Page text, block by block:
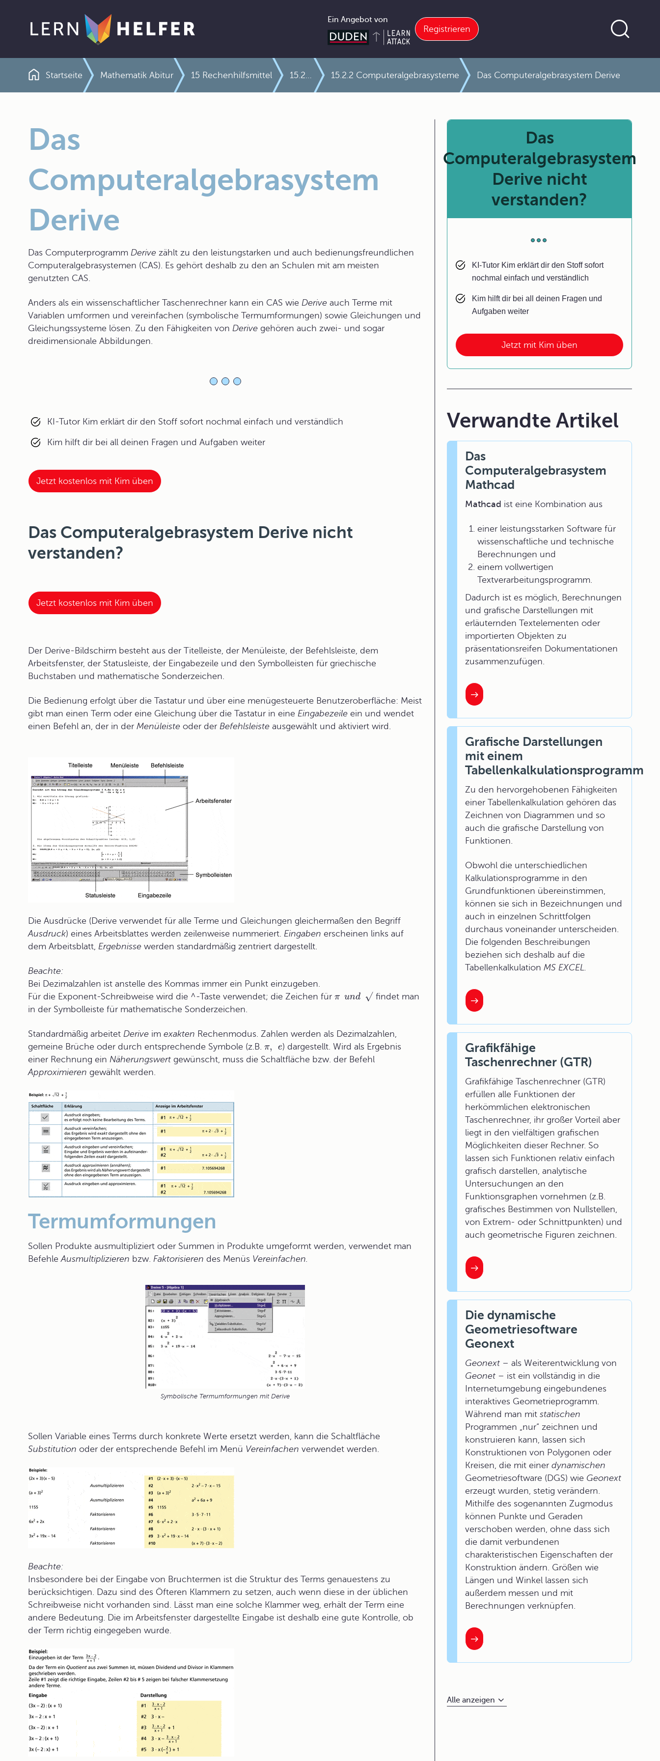
Ein Angebot von
Registrieren
Pfadnavigation
Startseite Mathematik Abitur 15 Rechenhilfsmittel 15.2.2 Computeralgebrasysteme Das Computeralgebrasystem Derive
Das
Computeralgebrasystem
Derive
Das Computerprogramm Derive zählt zu den leistungstarken und auch bedienungsfreundlichen
Computeralgebrasystemen (CAS). Es gehört deshalb zu den an Schulen mit am meisten
genutzten CAS.
Anders als ein wissenschaftlicher Taschenrechner kann ein CAS wie Derive auch Terme mit
Variablen umformen und vereinfachen (symbolische Termumformungen) sowie Gleichungen und
Gleichungssysteme lösen. Zu den Fähigkeiten von Derive gehören auch zwei- und sogar
dreidimensionale Abbildungen.
KI-Tutor Kim erklärt dir den Stoff sofort nochmal einfach und verständlich
Kim hilft dir bei all deinen Fragen und Aufgaben weiter
Jetzt kostenlos mit Kim üben
Das Computeralgebrasystem Derive nicht
verstanden?
Jetzt kostenlos mit Kim üben
Der Derive-Bildschirm besteht aus der Titelleiste, der Menüleiste, der Befehlsleiste, dem
Arbeitsfenster, der Statusleiste, der Eingabezeile und den Symbolleisten für griechische
Buchstaben und mathematische Sonderzeichen.
Die Bedienung erfolgt über die Tastatur und über eine menügesteuerte Benutzeroberfläche: Meist
gibt man einen Term oder eine Gleichung über die Tastatur in eine Eingabezeile ein und wendet
einen Befehl an, der in der Menüleiste oder der Befehlsleiste ausgewählt und aktiviert wird.
Die Ausdrücke (Derive verwendet für alle Terme und Gleichungen gleichermaßen den Begriff
Ausdruck) eines Arbeitsblattes werden zeilenweise nummeriert. Eingaben erscheinen links auf
dem Arbeitsblatt, Ergebnisse werden standardmäßig zentriert dargestellt.
Beachte:
Bei Dezimalzahlen ist anstelle des Kommas immer ein Punkt einzugeben.
Für die Exponent-Schreibweise wird die ^-Taste verwendet; die Zeichen für π und √ findet man
in der Symbolleiste für mathematische Sonderzeichen.
Standardmäßig arbeitet Derive im exakten Rechenmodus. Zahlen werden als Dezimalzahlen,
gemeine Brüche oder durch entsprechende Symbole (z.B. π, e) dargestellt. Wird als Ergebnis
einer Rechnung ein Näherungswert gewünscht, muss die Schaltfläche bzw. der Befehl
Approximieren gewählt werden.
Termumformungen
Sollen Produkte ausmultipliziert oder Summen in Produkte umgeformt werden, verwendet man
BefehleAusmultiplizieren bzw. Faktorisieren des Menüs Vereinfachen.
Symbolische Termumformungen mit Derive
Sollen Variable eines Terms durch konkrete Werte ersetzt werden, kann die Schaltfläche
Substitution oder der entsprechende Befehl im Menü Vereinfachen verwendet werden.
Beachte:
Insbesondere bei der Eingabe von Bruchtermen ist die Struktur des Terms genauestens zu
berücksichtigen. Dazu sind des Öfteren Klammern zu setzen, auch wenn diese in der üblichen
Schreibweise nicht vorhanden sind. Lässt man eine solche Klammer weg, erhält der Term eine
andere Bedeutung. Die im Arbeitsfenster dargestellte Eingabe ist deshalb eine gute Kontrolle, ob
der Term richtig eingegeben wurde.
Jetzt mit Kim üben
Das
Computeralgebrasystem
Derive nicht
verstanden?
KI-Tutor Kim erklärt dir den Stoff sofort
nochmal einfach und verständlich
Kim hilft dir bei all deinen Fragen und
Aufgaben weiter
Verwandte Artikel
Das
Computeralgebrasystem
Mathcad
Mathcad ist eine Kombination aus
einer leistungsstarken Software für
wissenschaftliche und technische
Berechnungen und
einem vollwertigen
Textverarbeitungsprogramm.
Dadurch ist es möglich, Berechnungen
und grafische Darstellungen mit
erläuternden Textelementen oder
importierten Objekten zu
präsentationsreifen Dokumentationen
zusammenzufügen.
Grafische Darstellungen
mit einem
Tabellenkalkulationsprogramm
Zu den hervorgehobenen Fähigkeiten
einer Tabellenkalkulation gehören das
Zeichnen von Diagrammen und so
auch die grafische Darstellung von
Funktionen.
Obwohl die unterschiedlichen
Kalkulationsprogramme in den
Grundfunktionen übereinstimmen,
können sie sich in Bezeichnungen und
auch in einzelnen Schrittfolgen
durchaus voneinander unterscheiden.
Die folgenden Beschreibungen
beziehen sich deshalb auf die
TabellenkalkulationMS EXCEL.
Grafikfähige
Taschenrechner (GTR)
Grafikfähige Taschenrechner (GTR)
erfüllen alle Funktionen der
herkömmlichen elektronischen
Taschenrechner, ihr großer Vorteil aber
liegt in den vielfältigen grafischen
Möglichkeiten dieser Rechner. So
lassen sich Funktionen relativ einfach
grafisch darstellen, analytische
Untersuchungen an den
Funktionsgraphen vornehmen (z.B.
grafisches Bestimmen von Nullstellen,
von Extrem- oder Schnittpunkten) und
auch geometrische Figuren zeichnen.
Die dynamische
Geometriesoftware
Geonext
Geonext – als Weiterentwicklung von
Geonet – ist ein vollständig in die
Internetumgebung eingebundenes
interaktives Geometrieprogramm.
Während man mitstatischen
Programmen „nur“ zeichnen und
konstruieren kann, lassen sich
Konstruktionen von Polygonen oder
Kreisen, die mit einerdynamischen
Geometriesoftware (DGS) wie Geonext
erzeugt wurden, stetig verändern.
Mithilfe des sogenanntenZugmodus
können Punkte und Geraden
verschoben werden, ohne dass sich
die damit verbundenen
charakteristischen Eigenschaften der
Konstruktion ändern. Größen wie
Längen und Winkel lassen sich
außerdem messen und mit
Berechnungen verknüpfen.
Alle anzeigen